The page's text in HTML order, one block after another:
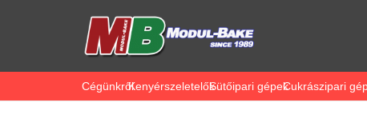
CégünkrőlKenyérszeletelőkSütőipari gépekCukrászipari